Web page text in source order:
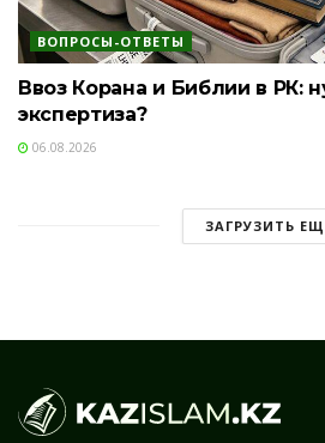
ВОПРОСЫ-ОТВЕТЫ
Ввоз Корана и Библии в РК:
экспертиза?
06.08.2026
ЗАГРУЗИТЬ